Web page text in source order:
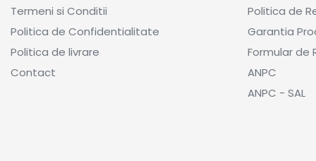
Termeni si Conditii
Politica de Confidentialitate
Politica de livrare
Contact
Politica de
Garantia
Formular de
ANPC
ANPC - SAL